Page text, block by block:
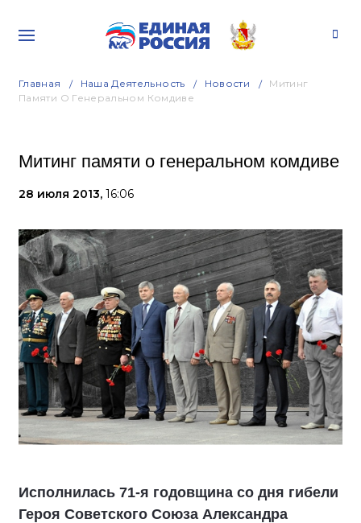
Главная Наша Деятельность Новости
Митинг
Памяти О Генеральном Комдиве
Митинг памяти о генеральном комдиве
28 июля 2013, 16:06
Исполнилась 71-я годовщина со дня гибели
Героя Советского Союза Александра